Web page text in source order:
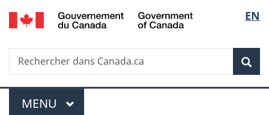
Passer
au
principal
Passer
à
Au
du
Passer
à
version
simplifiée
de
la
EN
Recherche
Rechercher
dans
Menu
MENU PRINCIPAL